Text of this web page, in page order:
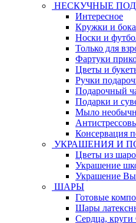
НЕСКУЧНЫЕ
Интересное
Кружки и
Носки и
Только для
Фартуки
Цветы и
Ручки
Подарочный
Подарки и
Мыло
Консервация
УКРАШЕНИЯ И
Цветы из
Украшение
Украшение
ШАРЫ
Готовые
Шары
Сердца,